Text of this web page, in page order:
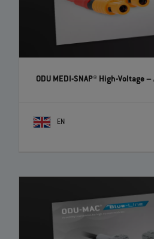
ODU MEDI-SNAP® High-Voltage–
EN
ODU bietet mit der ODU MEDI-SNAP®
verschiedenen Kunststoff
MEDI-SNAP® High-Voltage, welcher eine
bis zu 1.000 V AC ermöglicht. Um Ihnen
haben wir diese Schritt für Schritt in